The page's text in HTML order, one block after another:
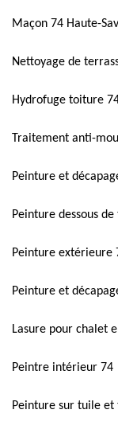
Maçon 74 Haute-
Nettoyage de
Hydrofuge toiture
Traitement anti-
Peinture et
Peinture dessous
Peinture extérieure
Peinture et
Lasure pour chalet
Peintre intérieur 74
Peinture sur tuile